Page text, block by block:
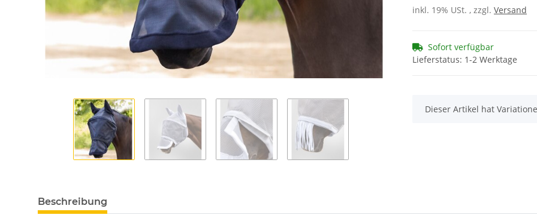
inkl. 19% USt. , zzgl. Versand
Sofort verfügbar
Lieferstatus: 1-2 Werktage
x
Dieser Artikel hat
Beschreibung